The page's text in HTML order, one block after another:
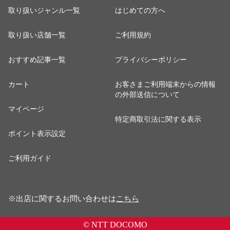
取り扱いジャンル一覧
取り扱い店舗一覧
おすすめ記事一覧
カート
マイページ
ポイント表示設定
ご利用ガイド
はじめての方へ
ご利用規約
プライバシーポリシー
お客さまご利用端末からの情報
の外部送信について
特定商取引法に関する表示
※出店に関するお問い合わせはこちら
© NTT DOCOMO